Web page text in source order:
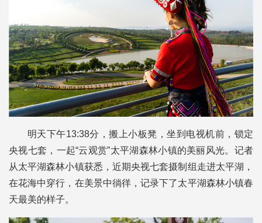
明天下午13:38分，搬上小板凳，坐到电视机前，锁定
央视七套，一起“云观赏”太平湖森林小镇的美丽风光。记者
从太平湖森林小镇获悉，近期央视七套摄制组走进太平湖，
在花海中穿行，在美景中徜徉，记录下了太平湖森林小镇春
天最美的样子。